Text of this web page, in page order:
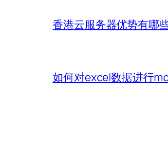
香港云服务器优势有哪
如何对excel数据进行